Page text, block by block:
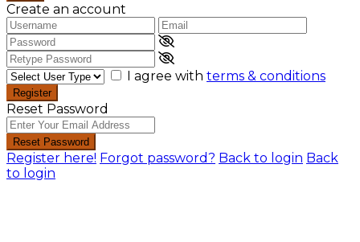
Create an account
I agree with terms & conditions
Register
Reset Password
Reset Password
Register here! Forgot password? Back to login Back
to login